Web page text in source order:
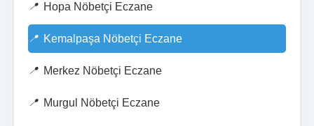
Hopa Nöbetçi Eczane
Kemalpaşa Nöbetçi Eczane
Merkez Nöbetçi Eczane
Murgul Nöbetçi Eczane